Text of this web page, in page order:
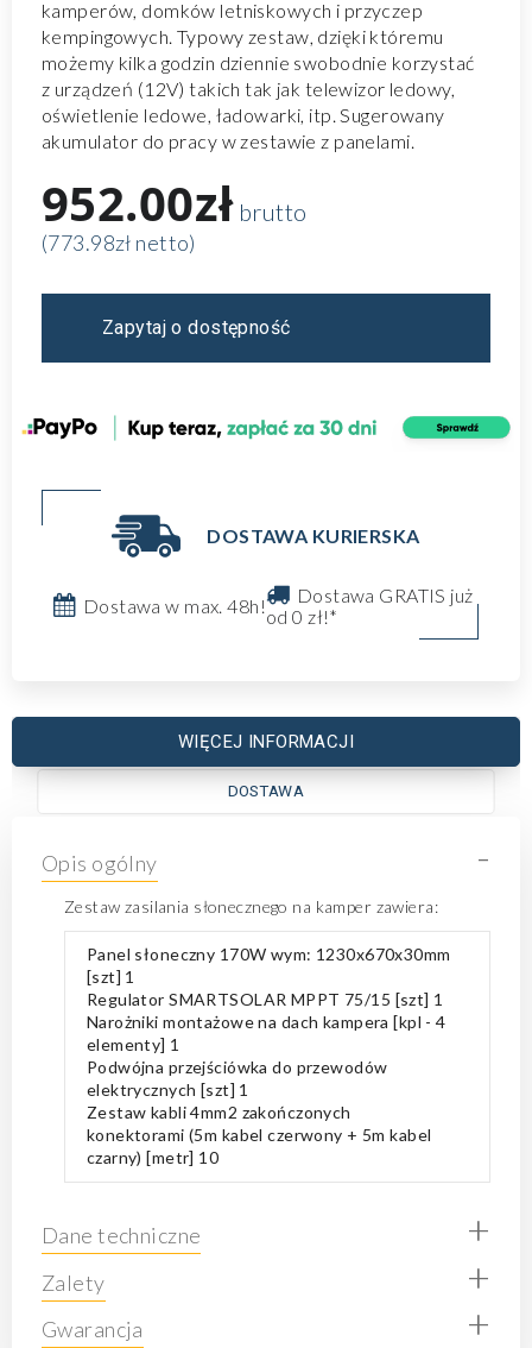
kamperów, domków letniskowych i przyczep
kempingowych. Typowy zestaw, dzięki któremu
możemy kilka godzin dziennie swobodnie korzystać
z urządzeń (12V) takich tak jak telewizor ledowy,
oświetlenie ledowe, ładowarki, itp. Sugerowany
akumulator do pracy w zestawie z panelami.
952.00złbrutto
(773.98zł netto)
Zapytaj o dostępność
DOSTAWA KURIERSKA
Dostawa w max. 48h!
Dostawa GRATIS już
od 0 zł!*
WIĘCEJ INFORMACJI
DOSTAWA
Opis ogólny -
Zestaw zasilania słonecznego na kamper zawiera:
Panel słoneczny 170W wym: 1230x670x30mm
[szt] 1
Regulator SMARTSOLAR MPPT 75/15 [szt] 1
Narożniki montażowe na dach kampera [kpl - 4
elementy] 1
Podwójna przejściówka do przewodów
elektrycznych [szt] 1
Zestaw kabli 4mm2 zakończonych
konektorami (5m kabel czerwony + 5m kabel
czarny) [metr] 10
Dane techniczne +
Zalety +
Gwarancja +